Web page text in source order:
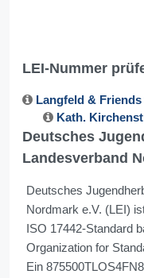
LEI-Nummer
Langfeld &
Kath.
Deutsches
Landesverband
Deutsches
Nordmark e.V. (LEI)
ISO 17442-Standard
Organization for
Ein